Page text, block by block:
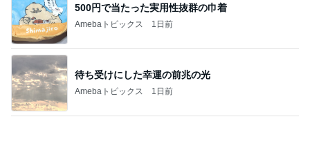
やっと手に入った人気のくまさんポーチ
Amebaトピックス
堀ちえみの夫 一人で夕飯を思案中